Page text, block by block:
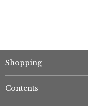
Shopping
Contents